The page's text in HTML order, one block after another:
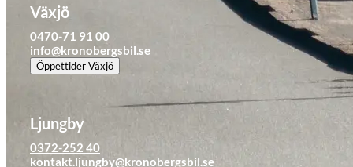
Växjö
0470-71 91 00
info@kronobergsbil.se
ÖppettiderVäxjö
Ljungby
0372-252 40
kontakt.ljungby@kronobergsbil.se